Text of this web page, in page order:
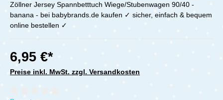
Zöllner Jersey Spannbetttuch Wiege/Stubenwagen 90/40 -
banana - bei babybrands.de kaufen ✓ sicher, einfach & bequem
online bestellen ✓
6,95 €*
Preise inkl. MwSt. zzgl. Versandkosten